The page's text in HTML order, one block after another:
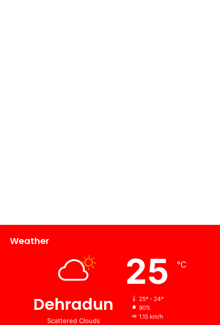
Weather
Dehradun
Scattered Clouds
25 ℃
25º - 24º
90%
1.15 km/h